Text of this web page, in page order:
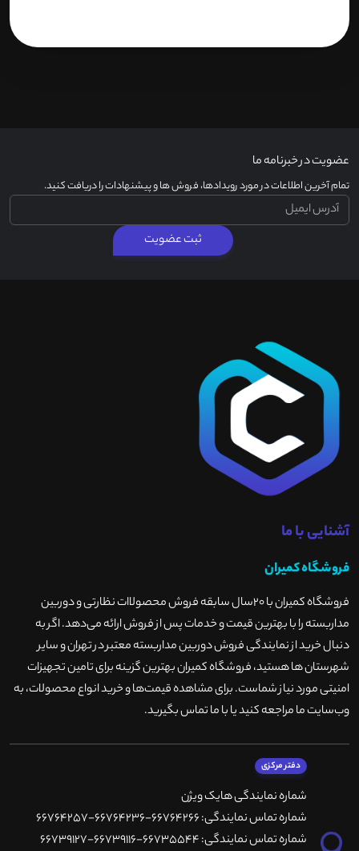
عضویت در خبرنامه ما
تمام آخرین اطلاعات در مورد رویدادها، فروش ها و پیشنهادات را دریافت کنید.
ثبت عضویت
آشنایی با ما
فروشگاه کمیران
فروشگاه کمیران با ۲۰سال سابقه فروش محصولاات نظارتی و دوربین
مداربسته را با بهترین قیمت و خدمات پس از فروش ارائه می‌دهد. اگر به
دنبال خرید از نمایندگی فروش دوربین مداربسته معتبر در تهران و سایر
شهرستان ها هستید، فروشگاه کمیران بهترین گزینه برای تامین تجهیزات
امنیتی مورد نیاز شماست. برای مشاهده قیمت‌ها و خرید انواع محصولات، به
وب‌سایت ما مراجعه کنید یا با ما تماس بگیرید.
دفتر مرکزی
شماره نمایندگی هایک ویژن
شماره تماس نمایندگی: 66764266-66764236-66764257
شماره تماس نمایندگی: 66735544-66739116-66739127